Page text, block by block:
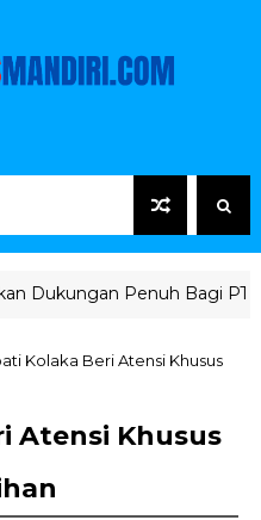
Bagi PT Vale di Pomalaa,
Kolaka Beri Atensi Khusus
Atensi Khusus